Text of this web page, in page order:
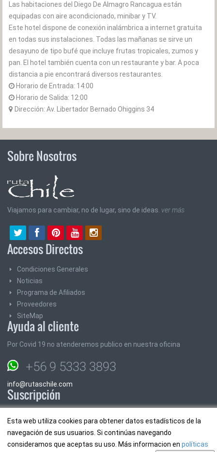
Las habitaciones del Diego De Almagro Rancagua están
equipadas con aire acondicionado, minibar y TV.
Este hotel dispone de conexión inalámbrica a internet gratuita
en todas sus instalaciones. Todas las mañanas se sirve un
desayuno de tipo bufé que incluye frutas tropicales, zumos y
pan. El hotel también cuenta con un restaurante y bar. A poca
distancia a pie encontrará diversos restaurantes.
Horario de Entrada: 14:00
Horario de Salida: 12:00
Dirección: Av. Libertador Bernado Ohiggins 34
Esta web utiliza cookies para obtener datos estadísticos de la
navegación de sus usuarios. Si continúas navegando
consideramos que aceptas su uso. Más informacion en políticas
Sobre Nosotros
Viajamos para cambiar, no de lugar, sino de ideas. ver más
Accesos Directos
Condiciones Generales
Noticias
Programa de Afiliados
Proveedores
SiteMap
Ayuda al cliente
Por Covid 19 no atenderemos publico en nuestra oficina
+56 9 5333 3893
info@rutaschile.com
Suscripción
Email: